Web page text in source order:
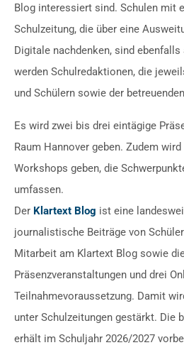
Blog interessiert sind. Schulen mit
Schulzeitung, die über eine
Digitale nachdenken, sind
werden Schulredaktionen, die
und Schülern sowie der
Es wird zwei bis drei eintägige
Raum Hannover geben. Zudem
Workshops geben, die
umfassen.
Der Klartext Blog ist eine
journalistische Beiträge von
Mitarbeit am Klartext Blog sowie
Präsenzveranstaltungen und drei
Teilnahmevoraussetzung. Damit
unter Schulzeitungen gestärkt. Die
erhält im Schuljahr 2026/2027